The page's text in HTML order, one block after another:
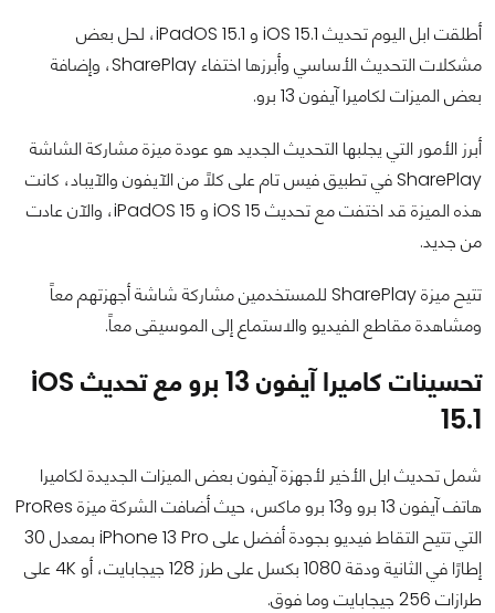
أطلقت ابل اليوم تحديث iOS 15.1 و iPadOS 15.1، لحل بعض
مشكلات التحديث الأساسي وأبرزها اختفاء SharePlay، وإضافة
بعض الميزات لكاميرا آيفون 13 برو.
أبرز الأمور التي يجلبها التحديث الجديد هو عودة ميزة مشاركة الشاشة
SharePlay في تطبيق فيس تام على كلاً من الآيفون والآيباد، كانت
هذه الميزة قد اختفت مع تحديث iOS 15 و iPadOS 15، والآن عادت
من جديد.
تتيح ميزة SharePlay للمستخدمين مشاركة شاشة أجهزتهم معاً
ومشاهدة مقاطع الفيديو والاستماع إلى الموسيقى معاً.
تحسينات كاميرا آيفون 13 برو مع تحديث iOS
15.1
شمل تحديث ابل الأخير لأجهزة آيفون بعض الميزات الجديدة لكاميرا
هاتف آيفون 13 برو و13 برو ماكس، حيث أضافت الشركة ميزة ProRes
التي تتيح التقاط فيديو بجودة أفضل على iPhone 13 Pro بمعدل 30
إطارًا في الثانية ودقة 1080 بكسل على طرز 128 جيجابايت، أو 4K على
طرازات 256 جيجابايت وما فوق.